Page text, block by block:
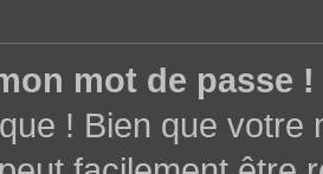
mot de passe !
! Bien que